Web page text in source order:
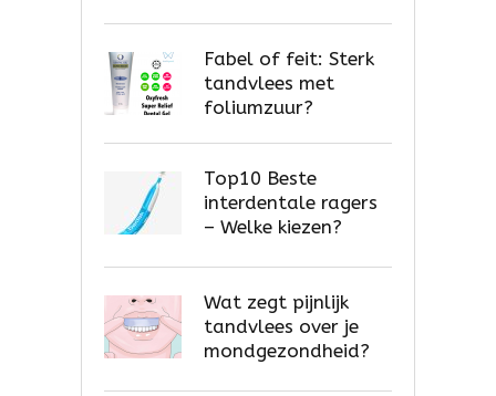
Fabel of feit: Sterk
tandvlees met
foliumzuur?
Top10 Beste
interdentale ragers
– Welke kiezen?
Wat zegt pijnlijk
tandvlees over je
mondgezondheid?